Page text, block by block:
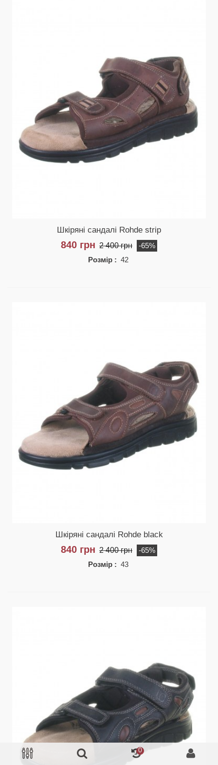
Шкіряні сандалі Rohde strip
840 грн 2 400 грн
-65%
Розмір : 42
Шкіряні сандалі Rohde black
840 грн 2 400 грн
-65%
Розмір : 43
0